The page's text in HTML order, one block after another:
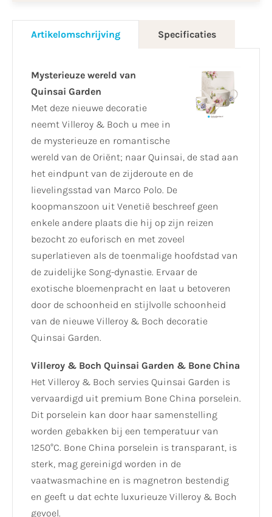
Artikelomschrijving Specificaties
Mysterieuze wereld van
Quinsai Garden
Met deze nieuwe decoratie
neemt Villeroy & Boch u mee in
de mysterieuze en romantische
wereld van de Oriënt; naar Quinsai, de stad aan
het eindpunt van de zijderoute en de
lievelingsstad van Marco Polo. De
koopmanszoon uit Venetië beschreef geen
enkele andere plaats die hij op zijn reizen
bezocht zo euforisch en met zoveel
superlatieven als de toenmalige hoofdstad van
de zuidelijke Song-dynastie. Ervaar de
exotische bloemenpracht en laat u betoveren
door de schoonheid en stijlvolle schoonheid
van de nieuwe Villeroy & Boch decoratie
Quinsai Garden.
Villeroy & Boch Quinsai Garden & Bone China
Het Villeroy & Boch servies Quinsai Garden is
vervaardigd uit premium Bone China porselein.
Dit porselein kan door haar samenstelling
worden gebakken bij een temperatuur van
1250°C. Bone China porselein is transparant, is
sterk, mag gereinigd worden in de
vaatwasmachine en is magnetron bestendig
en geeft u dat echte luxurieuze Villeroy & Boch
gevoel.